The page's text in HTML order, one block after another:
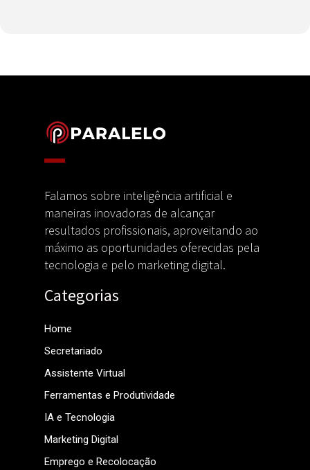
Falamos sobre inteligência artificial e
maneiras inovadoras de alcançar
resultados profissionais, aproveitando ao
máximo as oportunidades oferecidas pela
tecnologia e pelo marketing digital.
Categorias
Home
Secretariado
Assistente Virtual
Ferramentas e Produtividade
IA e Tecnologia
Marketing Digital
Emprego e Recolocação